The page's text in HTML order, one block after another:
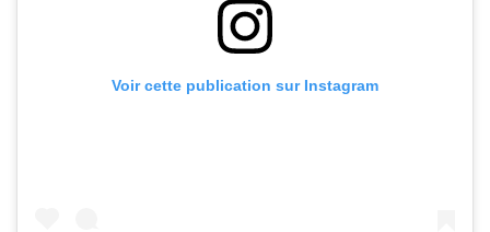
Voir cette publication sur Instagram